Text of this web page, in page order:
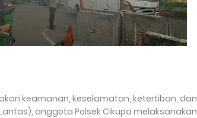
keamanan, keselamatan, ketertiban, dan
anggota Polsek Cikupa melaksanakan